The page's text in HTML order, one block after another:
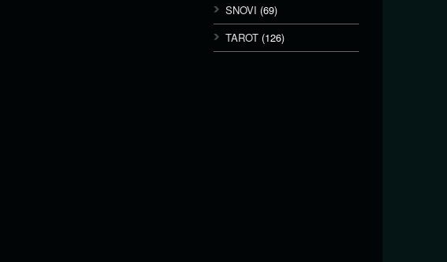
SNOVI (69)
TAROT (126)